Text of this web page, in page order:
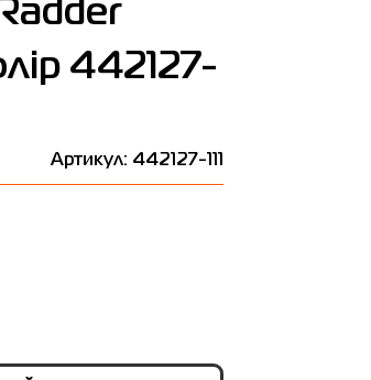
442127-
Артикул: 442127-111